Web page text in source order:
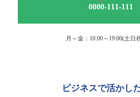
0800-111-111
月～金：10:00～19:00(土日
ビジネスで活かし